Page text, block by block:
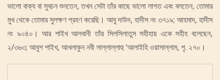
ভালো বাক্য বা সুবচন শুনতেন, তখন সেটা তাঁর কাছে ভালো লাগত এবং বলতেন, তোমার
মুখ থেকে তোমার সুলক্ষণ গ্রহণ করেছি। আবু দাউদ, হাদীস নং ৩৭১৯; আহমাদ, হাদীস
নং ৯০৪০। আর শাইখ আলবানী তাঁর সিলসিলাতুস সহীহায় একে সহীহ বলেছেন,
২/৩৬৩; আবুশ শাইখ, আখলাকুন নবী সাল্লাল্লাহু ‘আলাইহি ওয়াসাল্লাম, পৃ. ২৭০।